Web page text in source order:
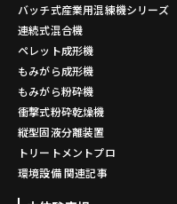
バッチ式産業用混練機シリーズ
連続式混合機
ペレット成形機
もみがら成形機
もみがら粉砕機
衝撃式粉砕乾燥機
縦型固液分離装置
トリートメントプロ
環境設備 関連記事